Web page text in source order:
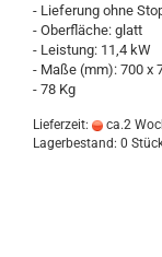
- Lieferung ohne
- Oberfläche: glatt
- Leistung: 11,4 kW
- Maße (mm): 700 x
- 78 Kg
Lieferzeit: ca.2
Lagerbestand: 0